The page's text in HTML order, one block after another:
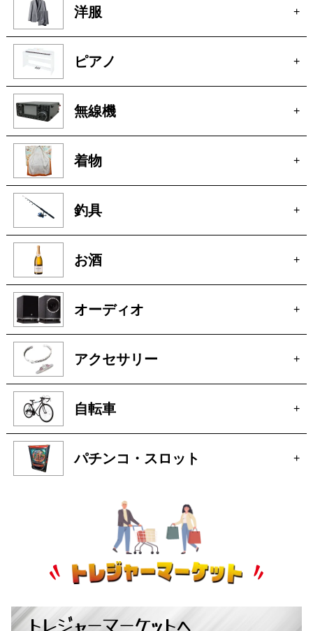
洋服 +
ピアノ +
無線機 +
着物 +
釣具 +
お酒 +
オーディオ +
アクセサリー +
自転車 +
パチンコ・スロット +
トレジャーマーケットへ